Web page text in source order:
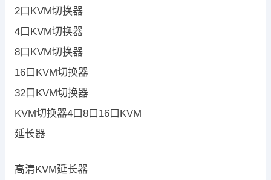
2口KVM切换器
4口KVM切换器
8口KVM切换器
16口KVM切换器
32口KVM切换器
KVM切换器4口8口16口KVM
延长器
高清KVM延长器